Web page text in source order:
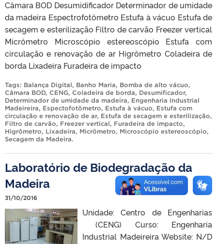
Câmara BOD Desumidificador Determinador de umidade
da madeira Espectrofotômetro Estufa à vácuo Estufa de
secagem e esterilização Filtro de carvão Freezer vertical
Micrômetro Microscópio estereoscópio Estufa com
circulação e renovação de ar Higrômetro Coladeira de
borda Lixadeira Furadeira de impacto
Tags: Balança Digital, Banho Maria, Bomba de alto vácuo,
Câmara BOD, CENG, Coladeira de borda, Desumificador,
Determinador de umidade da madeira, Engenharia Industrial
Madeireira, Espectofotômetro, Estufa à vácuo, Estufa com
circulação e renovação de ar, Estufa de secagem e esterilização,
Filtro de carvão, Freezer vertical, Furadeira de impacto,
Higrômetro, Lixadeira, Micrômetro, Microscópio estereoscópio,
Secagem da Madeira.
Laboratório de Biodegradação da
Madeira
31/10/2016
Unidade: Centro de Engenharias
(CENG) Curso: Engenharia
Industrial Madeireira Website: N/D